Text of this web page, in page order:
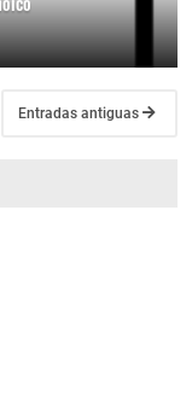
Entradas antiguas